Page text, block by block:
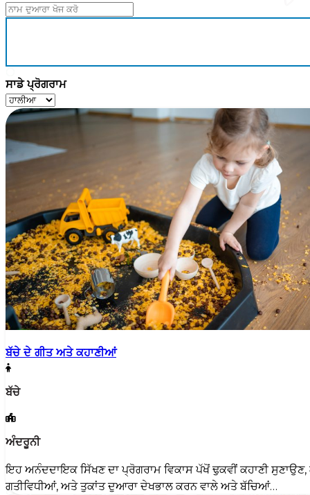
ਸਾਡੇ ਪ੍ਰੋਗਰਾਮ
ਬੱਚੇ ਦੇ ਗੀਤ ਅਤੇ ਕਹਾਣੀਆਂ
ਬੱਚੇ
ਅੰਦਰੂਨੀ
ਇਹ ਅਨੰਦਦਾਇਕ ਸਿੱਖਣ ਦਾ ਪ੍ਰੋਗਰਾਮ ਵਿਕਾਸ ਪੱਖੋਂ ਢੁਕਵੀਂ ਕਹਾਣੀ ਸੁਣਾਉਣ,
ਗਤੀਵਿਧੀਆਂ, ਅਤੇ ਤੁਕਾਂਤ ਦੁਆਰਾ ਦੇਖਭਾਲ ਕਰਨ ਵਾਲੇ ਅਤੇ ਬੱਚਿਆਂ…